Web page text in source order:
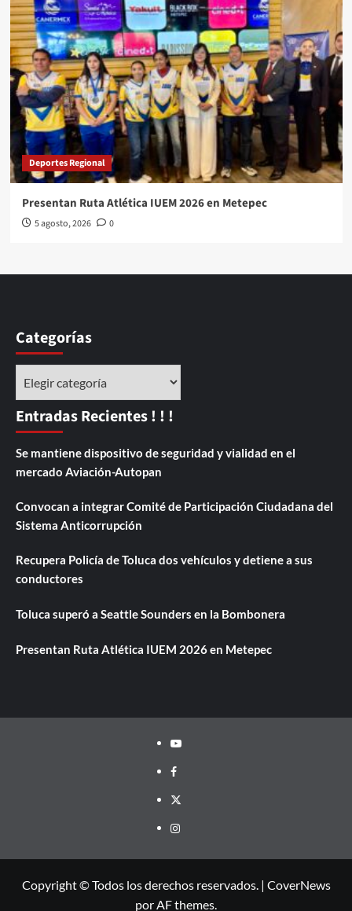
Deportes Regional
Presentan Ruta Atlética IUEM 2026 en Metepec
5 agosto, 2026 0
Categorías
Entradas Recientes ! ! !
Se mantiene dispositivo de seguridad y vialidad en el
mercado Aviación-Autopan
Convocan a integrar Comité de Participación Ciudadana del
Sistema Anticorrupción
Recupera Policía de Toluca dos vehículos y detiene a sus
conductores
Toluca superó a Seattle Sounders en la Bombonera
Presentan Ruta Atlética IUEM 2026 en Metepec
Youtube
Facebook
Twitter
Instagram
Copyright © Todos los derechos reservados. | CoverNews
por AF themes.